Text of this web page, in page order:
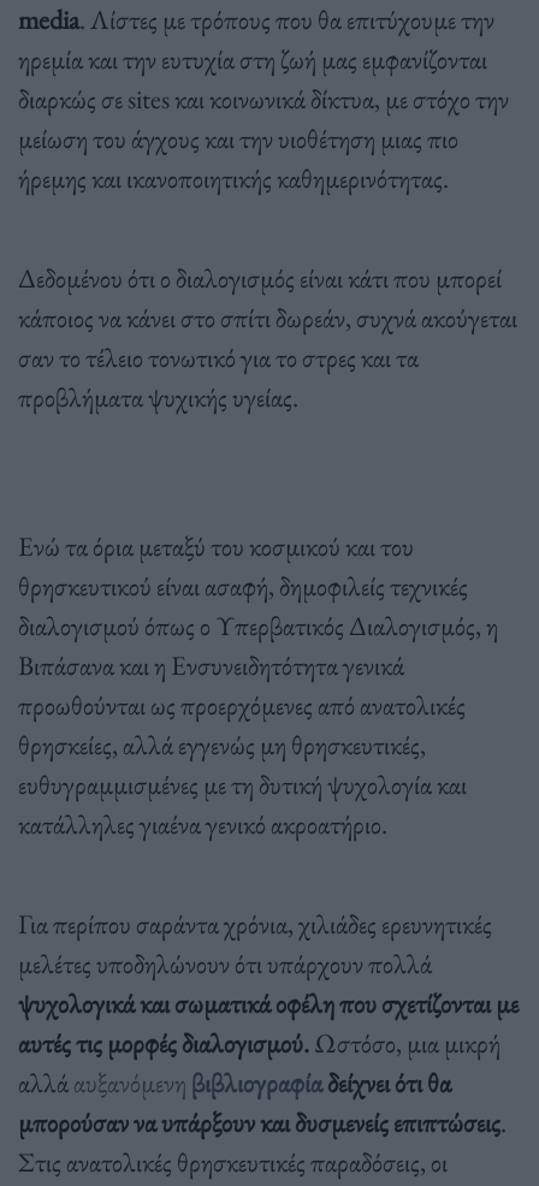
media. Λίστες με τρόπους που θα επιτύχουμε την
ηρεμία και την ευτυχία στη ζωή μας εμφανίζονται
διαρκώς σε sites και κοινωνικά δίκτυα, με στόχο την
μείωση του άγχους και την υιοθέτηση μιας πιο
ήρεμης και ικανοποιητικής καθημερινότητας.
Δεδομένου ότι ο διαλογισμός είναι κάτι που μπορεί
κάποιος να κάνει στο σπίτι δωρεάν, συχνά ακούγεται
σαν το τέλειο τονωτικό για το στρες και τα
προβλήματα ψυχικής υγείας.
Ενώ τα όρια μεταξύ του κοσμικού και του
θρησκευτικού είναι ασαφή, δημοφιλείς τεχνικές
διαλογισμού όπως ο Υπερβατικός Διαλογισμός, η
Βιπάσανα και η Ενσυνειδητότητα γενικά
προωθούνται ως προερχόμενες από ανατολικές
θρησκείες, αλλά εγγενώς μη θρησκευτικές,
ευθυγραμμισμένες με τη δυτική ψυχολογία και
κατάλληλες γιαένα γενικό ακροατήριο.
Για περίπου σαράντα χρόνια, χιλιάδες ερευνητικές
μελέτες υποδηλώνουν ότι υπάρχουν πολλά
ψυχολογικά και σωματικά οφέλη που σχετίζονται με
αυτές τις μορφές διαλογισμού.Ωστόσο, μια μικρή
αλλάαυξανόμενη βιβλιογραφίαδείχνει ότι θα
μπορούσαν να υπάρξουν και δυσμενείς επιπτώσεις.
Στις ανατολικές θρησκευτικές παραδόσεις, οι